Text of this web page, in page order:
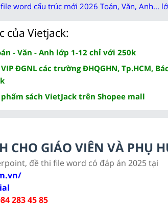
word cấu trúc mới 2026 Toán, Văn, Anh...
của Vietjack:
- Văn - Anh lớp 1-12 chỉ với 250k
ĐGNL các trường ĐHQGHN, Tp.HCM,
sách VietJack trên Shopee mall
CHO GIÁO VIÊN VÀ PHỤ
đề thi file word có đáp án 2025 tại
283 45 85